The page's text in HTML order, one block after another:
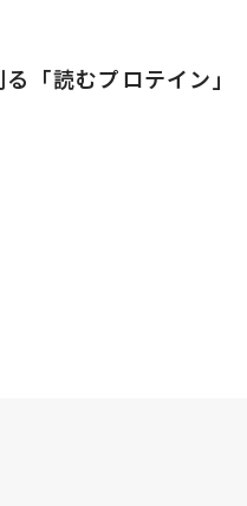
「読むプロテイン」